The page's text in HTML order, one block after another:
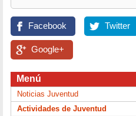
Facebook Twitter
Google+
Menú
Noticias Juventud
Actividades de Juventud